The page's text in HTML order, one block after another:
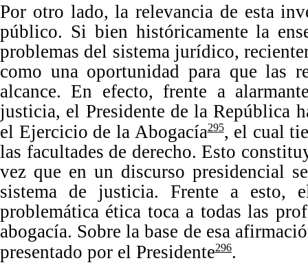
Por otro lado, la relevancia de esta
público. Si bien históricamente la
problemas del sistema jurídico,
como una oportunidad para que las
alcance. En efecto, frente a
justicia, el Presidente de la República
el Ejercicio de la Abogacía295, el cual
las facultades de derecho. Esto
vez que en un discurso presidencial
sistema de justicia. Frente a esto,
problemática ética toca a todas las
abogacía. Sobre la base de esa
presentado por el Presidente296.